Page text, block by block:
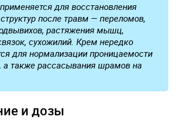
для восстановления
после травм — переломов,
растяжения мышц,
сухожилий. Крем нередко
для нормализации проницаемости
а также рассасывания шрамов на
и дозы